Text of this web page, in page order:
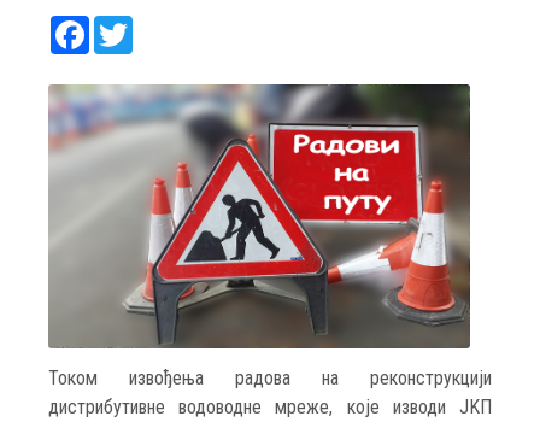
Facebook
Током извођења радова на реконструкцији
дистрибутивне водоводне мреже, које изводи JKП